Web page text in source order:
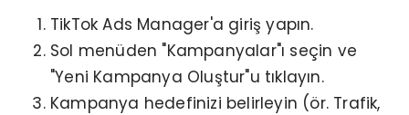
TikTok Ads Manager'a giriş yapın.
Sol menüden "Kampanyalar"ı seçin ve
"Yeni Kampanya Oluştur"u tıklayın.
Kampanya hedefinizi belirleyin (ör. Trafik,